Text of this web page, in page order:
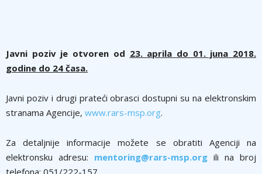
Javni poziv je otvoren od 23. aprila do 01. juna 2018.
godine do 24 časa.
Javni poziv i drugi prateći obrasci dostupni su na elektronskim
stranama Agencije, www.rars-msp.org.
Za detaljnije informacije možete se obratiti Agenciji na
elektronsku adresu: mentoring@rars-msp.org ili na broj
telefona: 051/222-157.